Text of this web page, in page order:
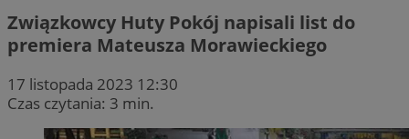
Związkowcy Huty Pokój napisali list do
premiera Mateusza Morawieckiego
17 listopada 2023 12:30
Czas czytania: 3 min.